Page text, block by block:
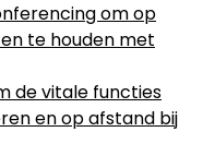
om op
te houden met
de vitale functies
en op afstand bij